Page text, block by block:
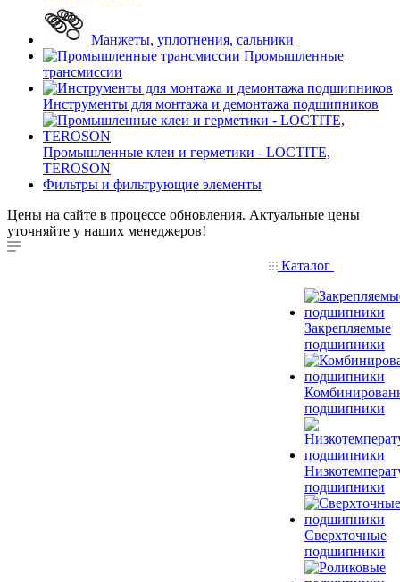
Манжеты, уплотнения, сальники
Промышленные
трансмиссии
Инструменты для монтажа и демонтажа подшипников
Промышленные клеи и герметики - LOCTITE,
TEROSON
Фильтры и фильтрующие элементы
Цены на сайте в процессе обновления. Актуальные цены
уточняйте у наших менеджеров!
Каталог
Закрепляемые
подшипники
подшипники
подшипники
Сверхточные
подшипники